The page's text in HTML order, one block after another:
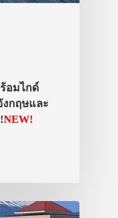
อมไกด์
กฤษและ
NEW!